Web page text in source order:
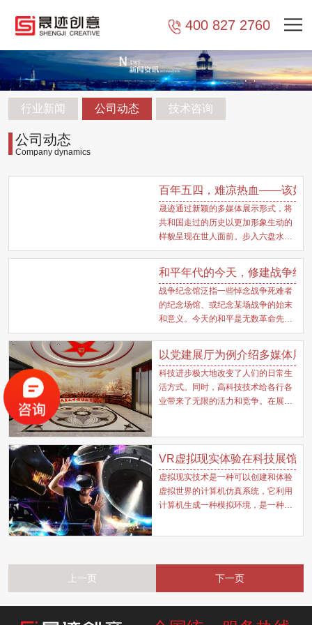
400 827 2760
行业新闻 公司动态 技术咨询
公司动态
Company dynamics
百年五四，难凉热血——该如
晟迹通过新颖的多媒体展示形式，将
共和国走过的历史以更加形象生动的
样貌呈现在世人面前。步入六盘水国
防教育展馆的序厅，精致的浮雕墙跃
然于眼前，历史的长河中那些为了民
族解放、人民自由抛头颅、洒热血的
志士仁人，被记录在此供后世敬仰。
和平年代的今天，修建战争纪
战争纪念馆泛指一些悼念战争死难者
的纪念场馆、或纪念某场战争的始末
和意义。今天的和平是无数革命先烈
用生命和鲜血换来的，修建战争纪念
馆，是让我们每一位中国人，尤其是
年轻一代，铭记历史，勿忘国耻。以
史为鉴，可以知兴替。
以党建展厅为例介绍多媒体展
科技进步极大地改变了人们的日常生
活方式。同时，高科技技术给各行各
业带来了无限的活力和竞争。在展厅
VR虚拟现实体验在科技展馆
虚拟现实技术是一种可以创建和体验
虚拟世界的计算机仿真系统，它利用
计算机生成一种模拟环境，是一种多
上一页 下一页